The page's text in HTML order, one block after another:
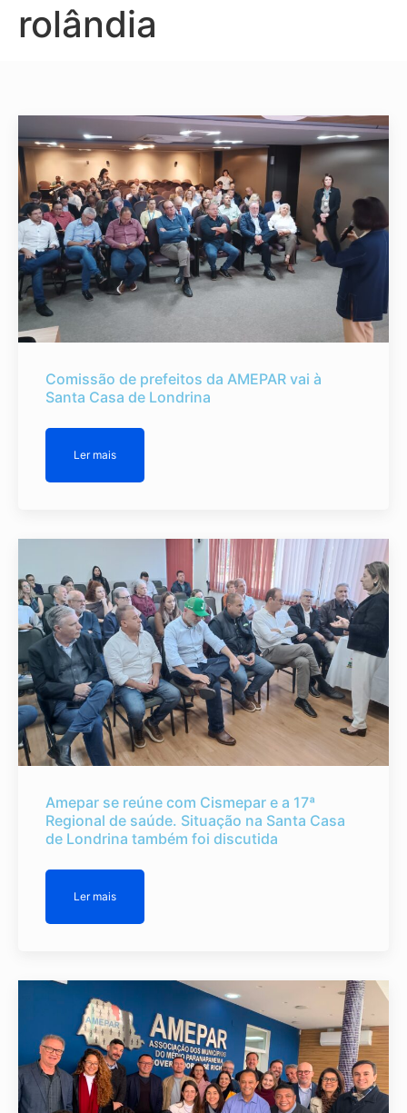
rolândia
Comissão de prefeitos da AMEPAR vai à
Santa Casa de Londrina
Ler mais
Amepar se reúne com Cismepar e a 17ª
Regional de saúde. Situação na Santa Casa
de Londrina também foi discutida
Ler mais